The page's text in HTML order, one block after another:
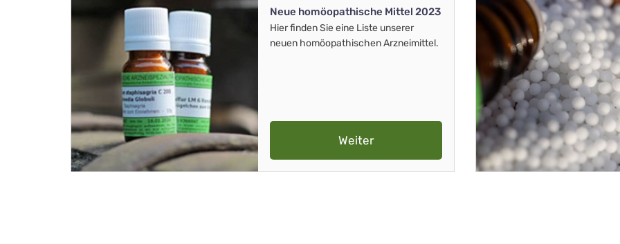
Neue homöopathische Mittel 2023
Hier finden Sie eine Liste unserer
neuen homöopathischen Arzneimittel.
Weiter